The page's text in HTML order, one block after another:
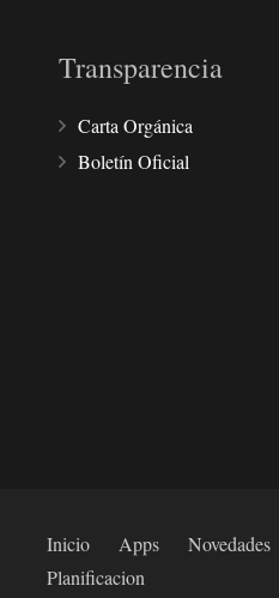
Transparencia
Carta Orgánica
Boletín Oficial
Inicio Apps Novedades
Planificacion